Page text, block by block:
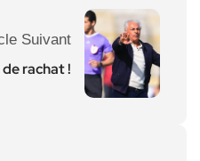
Suivant
rachat !